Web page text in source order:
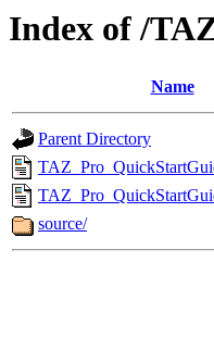
Index of /
Name
Parent Directory
source/